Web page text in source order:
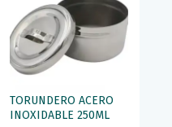
TORUNDERO ACERO
INOXIDABLE 250ML